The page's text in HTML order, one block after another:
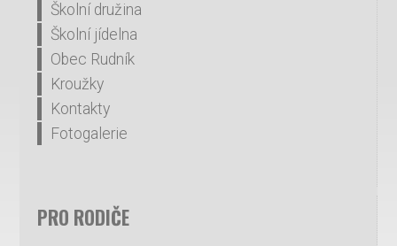
Školní družina
Školní jídelna
Obec Rudník
Kroužky
Kontakty
Fotogalerie
PRO RODIČE